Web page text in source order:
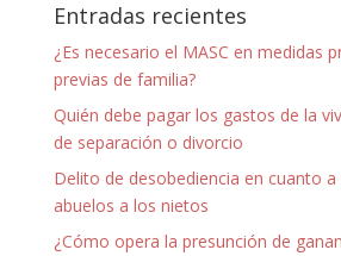
Entradas recientes
¿Es necesario el MASC en medidas
previas de familia?
Quién debe pagar los gastos de la
de separación o divorcio
Delito de desobediencia en cuanto a
abuelos a los nietos
¿Cómo opera la presunción de